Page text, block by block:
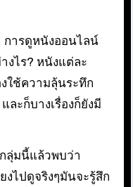
การดูหนังออนไลน์
ไร? หนังแต่ละ
งใช้ความลุ้นระทึก
ละก็บางเรื่องก็ยังมี
ลุ่มนี้แล้วพบว่า
ไปดูจริงๆมันจะรู้สึก